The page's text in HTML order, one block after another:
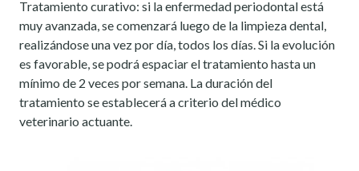
Tratamiento curativo: si la enfermedad periodontal está
muy avanzada, se comenzará luego de la limpieza dental,
realizándose una vez por día, todos los días. Si la evolución
es favorable, se podrá espaciar el tratamiento hasta un
mínimo de 2 veces por semana. La duración del
tratamiento se establecerá a criterio del médico
veterinario actuante.